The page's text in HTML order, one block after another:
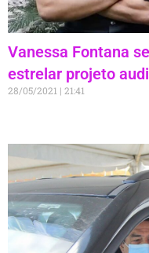
Vanessa Fontana
estrelar projeto
28/05/2021 21:41